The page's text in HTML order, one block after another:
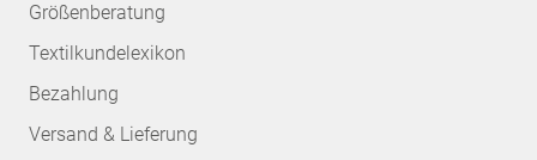
Größenberatung
Textilkundelexikon
Bezahlung
Versand & Lieferung